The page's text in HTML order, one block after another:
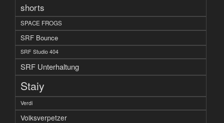
shorts
SPACE FROGS
SRF Bounce
SRF Studio 404
SRF Unterhaltung
Staiy
Verdi
Volksverpetzer